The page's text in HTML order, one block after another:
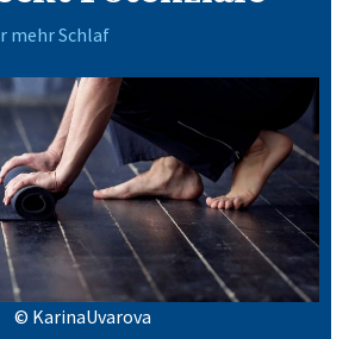
mehr Schlaf
© KarinaUvarova